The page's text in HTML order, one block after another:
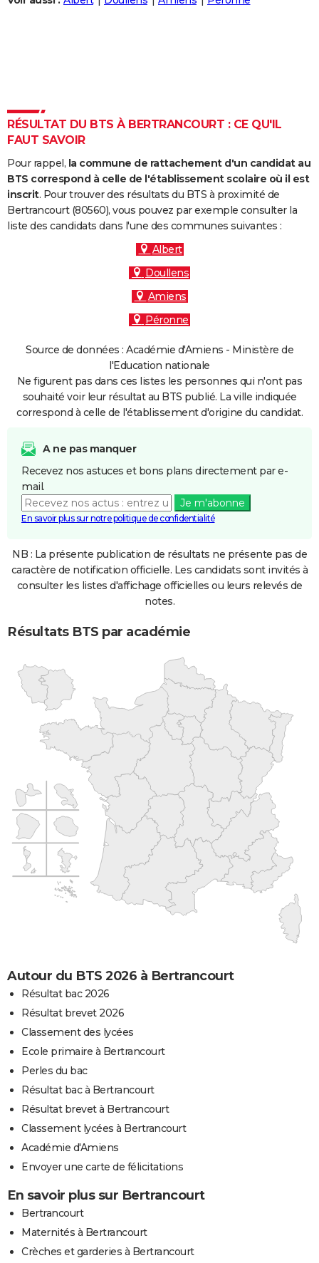
Carte de Noël
Carte Bonne année
Carte Saint-Valentin
Carte Pâques
Carte d'anniversaire
Dictionnaire
Biographies
Citations
Expressions
Proverbes
PROGRAMME TV
COPAINS D'AVANT
S'inscrire
Se connecter
Lycées
Collèges
Primaires
Universités
Entreprises
Service militaire
Avis de recherche
AVIS DE DÉCÈS
RÉSULTAT DU BTS À BERTRANCOURT : CE QU'IL
FAUT SAVOIR
Pour rappel, la commune de rattachement d'un candidat au
BTS correspond à celle de l'établissement scolaire où il est
inscrit. Pour trouver des résultats du BTS à proximité de
Bertrancourt (80560), vous pouvez par exemple consulter la
liste des candidats dans l'une des communes suivantes :
Albert
Doullens
Amiens
Péronne
Source de données : Académie d'Amiens - Ministère de
l'Education nationale
Ne figurent pas dans ces listes les personnes qui n'ont pas
souhaité voir leur résultat au BTS publié. La ville indiquée
correspond à celle de l'établissement d'origine du candidat.
A ne pas manquer
Recevez nos astuces et bons plans directement par e-
mail.
Je m'abonne
En savoir plus sur notre politique de confidentialité
NB : La présente publication de résultats ne présente pas de
caractère de notification officielle. Les candidats sont invités à
consulter les listes d'affichage officielles ou leurs relevés de
notes.
Résultats BTS par académie
Autour du BTS 2026 à Bertrancourt
Résultat bac 2026
Résultat brevet 2026
Classement des lycées
Ecole primaire à Bertrancourt
Perles du bac
Résultat bac à Bertrancourt
Résultat brevet à Bertrancourt
Classement lycées à Bertrancourt
Académie d'Amiens
Envoyer une carte de félicitations
En savoir plus sur Bertrancourt
Bertrancourt
Maternités à Bertrancourt
Crèches et garderies à Bertrancourt